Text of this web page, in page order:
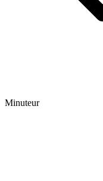
Minuteur